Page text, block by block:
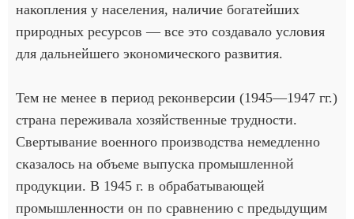
накопления у населения, наличие богатейших
природных ресурсов — все это создавало условия
для дальнейшего экономического развития.
Тем не менее в период реконверсии (1945—1947 гг.)
страна переживала хозяйственные трудности.
Свертывание военного производства немедленно
сказалось на объеме выпуска промышленной
продукции. В 1945 г. в обрабатывающей
промышленности он по сравнению с предыдущим